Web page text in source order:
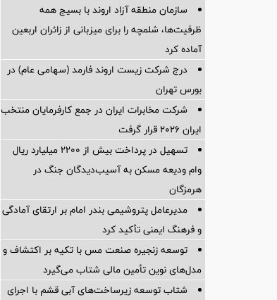
سازمان منطقه آزاد اروند با بسیج همه
ظرفیت‌ها، شلمچه را برای میزبانی از زائران اربعین
آماده کرد
درج شرکت زیست اروند فارمد (سهامی عام) در
بورس تهران
شرکت مخابرات ایران در جمع کارفرمایان منتخب
ایران ۲۰۲۶ قرار گرفت
تسهیل در پرداخت بیش از ۲۲۰۰ میلیارد ریال
وام ودیعه مسکن به آسیب‌دیدگان جنگ در
هرمزگان
مدیرعامل پتروشیمی بندر امام بر ارتقای آمادگی
و فرهنگ ایمنی تأکید کرد
توسعه زنجیره صنعت مس با تکیه بر اکتشاف و
مدل‌های نوین تأمین مالی شتاب می‌گیرد
شتاب توسعه زیرساخت‌های آبی قشم با اجرای